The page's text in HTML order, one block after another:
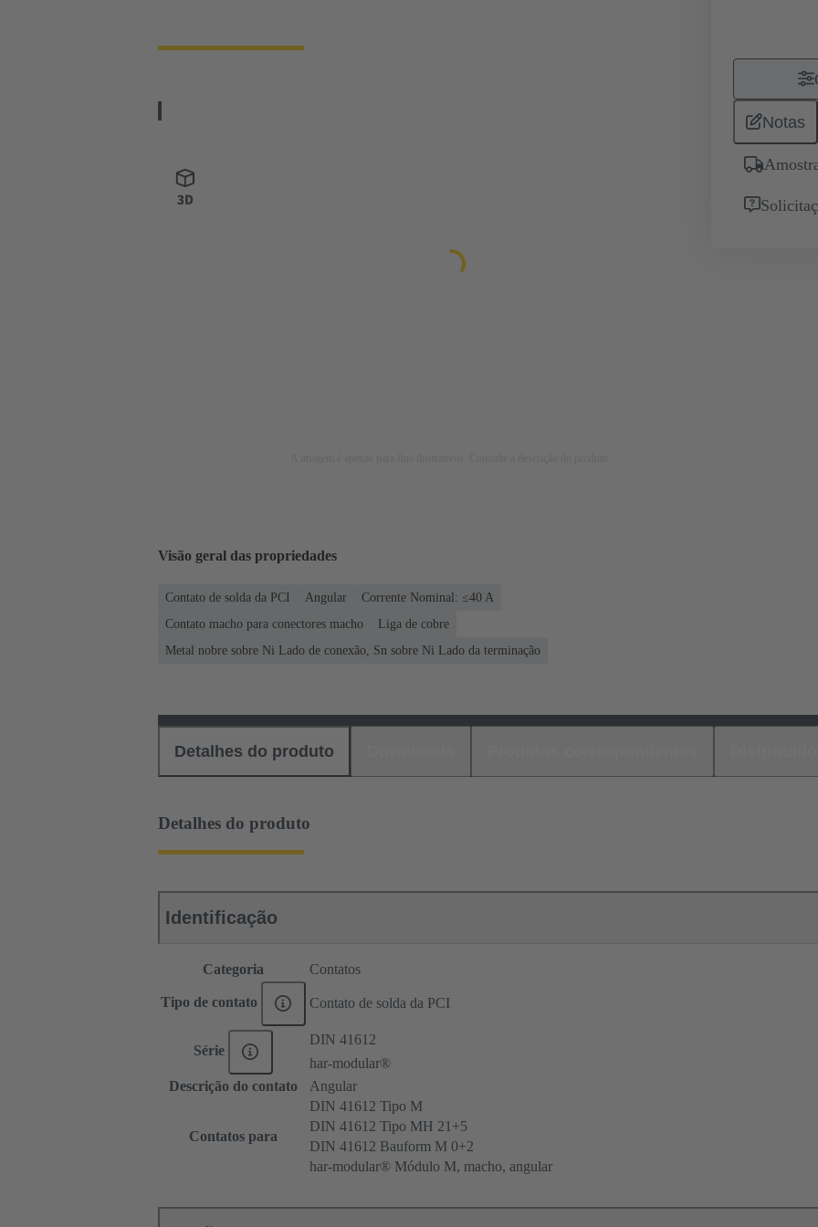
Notas
Visão geral das propriedades
Contato de solda da PCI Angular
Corrente Nominal: ≤40 A
Contato macho para conectores macho
Liga de cobre
Metal nobre sobre Ni Lado de conexão, Sn sobre Ni Lado da terminação
Detalhes do produto
Detalhes do produto
Identificação
Categoria Contatos
Tipo de contato Contato de solda da PCI
Série
DIN 41612
har-modular®
Descrição do contato
Angular
Contatos para
DIN 41612 Tipo M
DIN 41612 Tipo MH 21+5
DIN 41612 Bauform M 0+2
har-modular® Módulo M, macho, angular